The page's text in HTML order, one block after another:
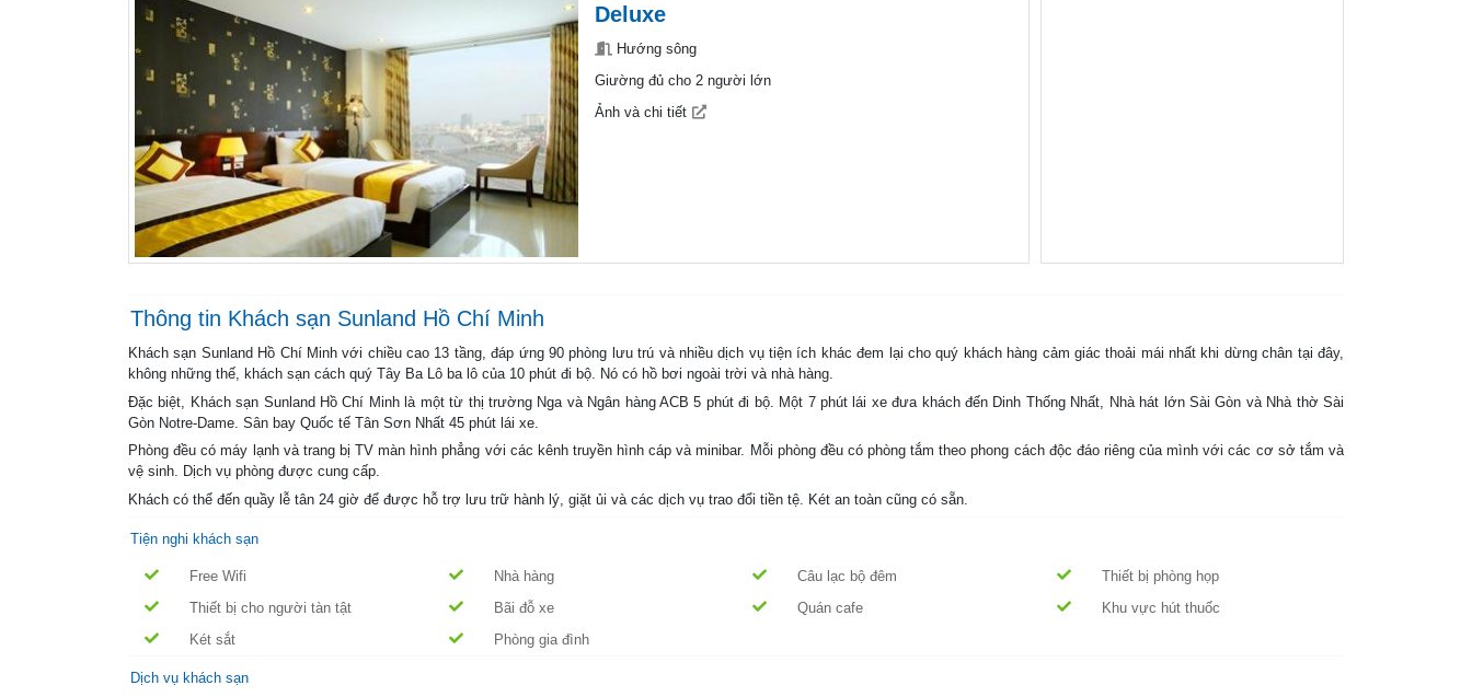
Deluxe
Hướng sông
Giường đủ cho 2 người lớn
Ảnh và chi tiết
Thông tin Khách sạn Sunland Hồ Chí Minh
Khách sạn Sunland Hồ Chí Minh với chiều cao 13 tầng, đáp ứng 90 phòng lưu trú và nhiều dịch vụ tiện ích khác đem lại cho quý khách hàng cảm giác thoải mái nhất khi dừng chân tại đây,
không những thế, khách sạn cách quý Tây Ba Lô ba lô của 10 phút đi bộ. Nó có hồ bơi ngoài trời và nhà hàng.
Đặc biệt, Khách sạn Sunland Hồ Chí Minh là một từ thị trường Nga và Ngân hàng ACB 5 phút đi bộ. Một 7 phút lái xe đưa khách đến Dinh Thống Nhất, Nhà hát lớn Sài Gòn và Nhà thờ Sài
Gòn Notre-Dame. Sân bay Quốc tế Tân Sơn Nhất 45 phút lái xe.
Phòng đều có máy lạnh và trang bị TV màn hình phẳng với các kênh truyền hình cáp và minibar. Mỗi phòng đều có phòng tắm theo phong cách độc đáo riêng của mình với các cơ sở tắm và
vệ sinh. Dịch vụ phòng được cung cấp.
Khách có thể đến quầy lễ tân 24 giờ để được hỗ trợ lưu trữ hành lý, giặt ủi và các dịch vụ trao đổi tiền tệ. Két an toàn cũng có sẵn.
Tiện nghi khách sạn
Free Wifi Nhà hàng Câu lạc bộ đêm
Thiết bị phòng họp
Thiết bị cho người tàn tật
Bãi đỗ xe Quán cafe
Khu vực hút thuốc
Két sắt
Phòng gia đình
Dịch vụ khách sạn